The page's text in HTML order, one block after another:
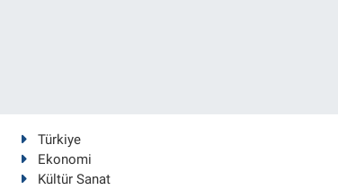
Türkiye
Ekonomi
Kültür Sanat